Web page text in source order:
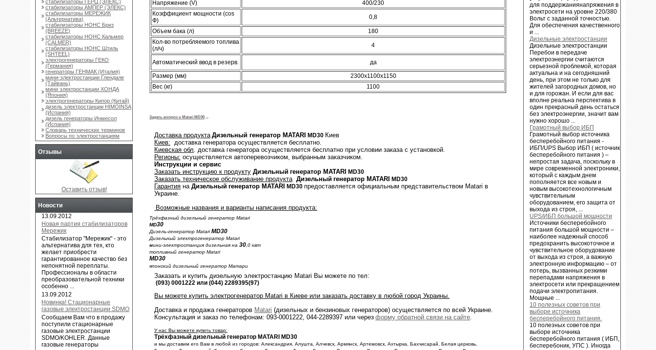
Напряжение (V)
400/230
Коэффициент мощности (cos
Ф)
0,8
Объем бака (л)
180
Кол-во потребляемого топлива
(л/ч)
4
Автоматический ввод в резерв.
да
Размер (мм)
2300х1100х1150
Вес (кг)
1100
Задать вопрос о Matari MD30
Доставка продукта Дизельный генератор MATARI MD30 Киев
Киев: доставка генератора осуществляется бесплатно.
Киевская обл . доставка генератора осуществляется бесплатно при условии заказа с установкой.
Регионы: осуществляется автоперевозчиком, выбранным заказчиком.
Инструкции и сервис
Заказать инструкцию к продукту Дизельный генератор MATARI MD30
Заказать техническое обслуживание продукта Дизельный генератор MATARI MD30
Гарантия наДизельный генератор MATARI MD30 предоставляется официальным представительством Matari в
Украине.
Возможные названия и варианты написания продукта:
Трёхфазный дизельный генератор Matari
MD30
Дизель-генератор Matari MD30
Дизельный электрогенератор Matari
мини-электростанция дизельная на 30 ,0 квт
топливный генератор Matari
MD30
японский дизельный генератор Матари
Заказать и купить дизельную электростанцию Matari Вы можете по тел:
(093) 0001222 или (044) 2289395(97)
Вы можете купить электрогенератор Matari в Киеве или заказать доставку в любой город Украины.
Доставка и продажа генераторов Matari (дизельных и бензиновых генераторов) осуществляется по всей Украине.
Консультация и заказ по телефонам: 093-0001222, 044-2289397 или через форму обратной связи на сайте.
У нас Вы можете купить товар:
Трёхфазный дизельный генератор MATARI MD30
и мы доставим его Вам в любой из городов: Александрия, Алушта, Алчевск, Армянск, Артемовск, Ахтырка, Бахчисарай, Белая церковь,
стабилизаторы ГЕРЦ (ЭЛЕКС)
стабилизаторы АМПЕР (ЭЛЕКС)
стабилизаторы МЕРЕЖИК
(Альтернатива)
стабилизаторы НОНС Бриз
(BREEZE)
стабилизаторы НОНС Кальмер
(CALMER)
стабилизаторы НОНС Штиль
(SHTEEL)
электрогенераторы ГЕКО
(Германия)
генераторы ГЕНМАК (Италия)
мини-электростанции Глендале
(Тайвань)
мини электростанции ХОНДА
(Япония)
электрогенераторы Кипор (Китай)
дизель электростанции HIMOINSA
(Испания)
дизель генераторы Инмесол
(Испания)
Словарь технических терминов
Вопросы по электростанциям
Отзывы
Оставить отзыв!
Новости
13.09.2012
Новая партия стабилизаторов
Мережик
Cтабилизатор "Мережик" - это
альтернатива для тех, кто
желает приобрести
гарантированное качество без
непонятной переплаты.
Профессионалы в области
преобразовательной техники
особенно ...
13.09.2012
Новинка! Стационарные
газовые электростанции SDMO
Сообщаем Вам что в продажу
поступили стационарные
газовые электростанции
SDMO/KOHLER. Данные
газовые генераторы
для поддержаниянапряжения в
электросети на уровне 220/380
Вольт с заданной точностью.
Для обеспечения качественного
и ...
Дизельные электростанции
Дизельные электростанции
Перебои в передаче
электроэнергии считаются
серьезной проблемой, которая
актуальна и на сегодняшний
день, при этом не только для
жителей загородных домов, но
и для горожан. И если для вас
вполне реальна перспектива в
один прекрасный день остаться
без электроэнергии, значит вам
нужно хорошо ...
Грамотный выбор ИБП
Грамотный выбор источника
бесперебойного питания -
ИБП/UPS Выбор ИБП ( источник
бесперебойного питания ) –
непростая задача, поскольку в
мире современной электроники,
который с каждым днем
пополняется все новым и
новым высокотехнологичным
чувствительным
оборудованием, его защита от
выхода из строя, ...
UPS/ИБП большой мощности
Источники бесперебойного
питания большой мощности –
наиболее надежный способ
предохранить высокоточное и
чувствительное оборудование
от выхода из строя, а важную
электронную информацию – от
потерь, вызванных резкими
перепадами напряжения в
электросети или прекращением
подачи электропитания.
Мощные ...
10 полезных советов при
выборе источника
бесперебойного питания.
10 полезных советов при
выборе источника
бесперебойного питания ( ИБП,
бесперебоник, УПС ). Иногда